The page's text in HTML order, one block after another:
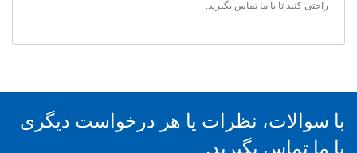
راحتی کنید تا با ما تماس بگیرید
با سوالات، نظرات یا هر درخواست دیگری
با ما تماس بگیرید.